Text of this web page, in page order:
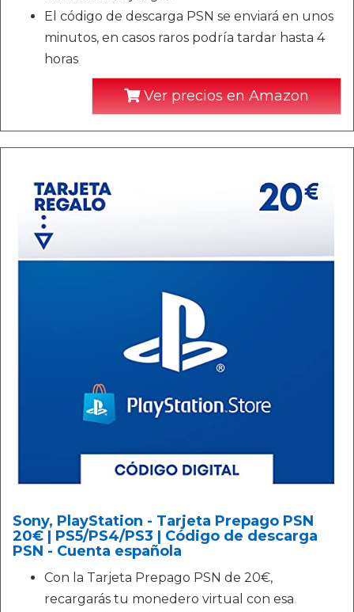
El código de descarga PSN se enviará en unos
minutos, en casos raros podría tardar hasta 4
horas
Ver precios en Amazon
Sony, PlayStation - Tarjeta Prepago PSN
20€ | PS5/PS4/PS3 | Código de descarga
PSN - Cuenta española
Con la Tarjeta Prepago PSN de 20€,
recargarás tu monedero virtual con esa